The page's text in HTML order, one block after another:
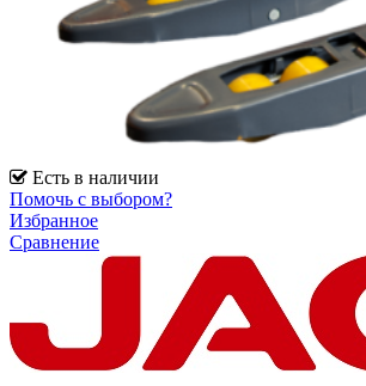
Есть в наличии
Помочь с выбором?
Избранное
Сравнение